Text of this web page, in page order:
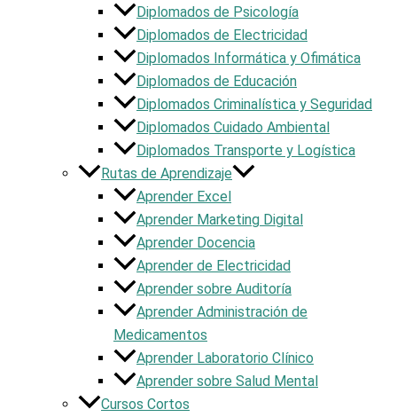
Diplomados de Psicología
Diplomados de Electricidad
Diplomados Informática y Ofimática
Diplomados de Educación
Diplomados Criminalística y Seguridad
Diplomados Cuidado Ambiental
Diplomados Transporte y Logística
Rutas de Aprendizaje
Aprender Excel
Aprender Marketing Digital
Aprender Docencia
Aprender de Electricidad
Aprender sobre Auditoría
Aprender Administración de
Medicamentos
Aprender Laboratorio Clínico
Aprender sobre Salud Mental
Cursos Cortos